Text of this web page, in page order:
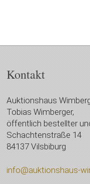
Kontakt
Auktionshaus
Tobias Wimberger,
öffentlich bestellter
Schachtenstraße 14
84137 Vilsbiburg
info@auktionshaus-